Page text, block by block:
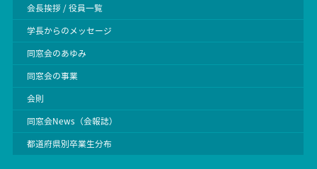
会長挨拶 / 役員一覧
学長からのメッセージ
同窓会のあゆみ
同窓会の事業
会則
同窓会News（会報誌）
都道府県別卒業生分布